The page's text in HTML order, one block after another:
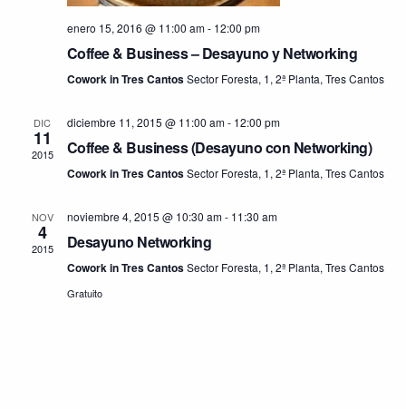
enero 15, 2016 @ 11:00 am- 12:00 pm
Coffee & Business – Desayuno y Networking
Cowork in Tres CantosSector Foresta, 1, 2ª Planta, Tres Cantos
DIC
11
2015
diciembre 11, 2015 @ 11:00 am- 12:00 pm
Coffee & Business (Desayuno con Networking)
Cowork in Tres CantosSector Foresta, 1, 2ª Planta, Tres Cantos
NOV
4
2015
noviembre 4, 2015 @ 10:30 am- 11:30 am
Desayuno Networking
Cowork in Tres CantosSector Foresta, 1, 2ª Planta, Tres Cantos
Gratuito